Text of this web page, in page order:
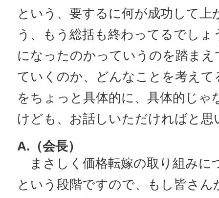
という、要するに何が成功して上
う、もう総括も終わってるでしょ
になったのかっていうのを踏まえ
ていくのか、どんなことを考え
をちょっと具体的に、具体的じゃ
けども、お話しいただければと思
A.（会長）
まさしく価格転嫁の取り組みに
という段階ですので、もし皆さん